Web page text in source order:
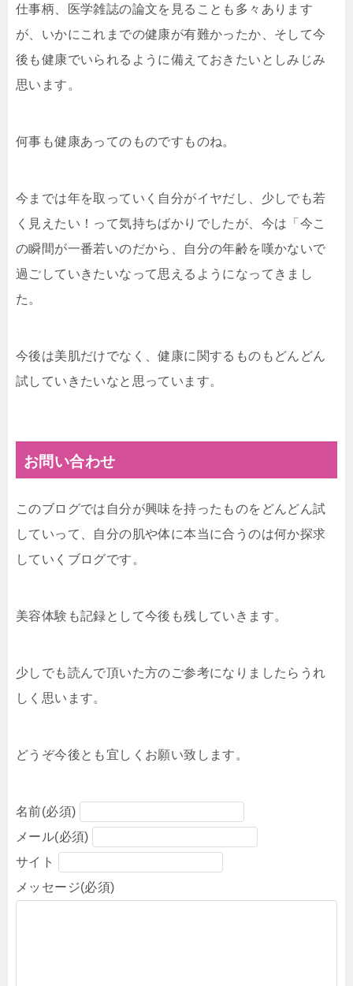
仕事柄、医学雑誌の論文を見ることも多々あります
が、いかにこれまでの健康が有難かったか、そして今
後も健康でいられるように備えておきたいとしみじみ
思います。
何事も健康あってのものですものね。
今までは年を取っていく自分がイヤだし、少しでも若
く見えたい！って気持ちばかりでしたが、今は「今こ
の瞬間が一番若いのだから、自分の年齢を嘆かないで
過ごしていきたいなって思えるようになってきまし
た。
今後は美肌だけでなく、健康に関するものもどんどん
試していきたいなと思っています。
お問い合わせ
このブログでは自分が興味を持ったものをどんどん試
していって、自分の肌や体に本当に合うのは何か探求
していくブログです。
美容体験も記録として今後も残していきます。
少しでも読んで頂いた方のご参考になりましたらうれ
しく思います。
どうぞ今後とも宜しくお願い致します。
名前(必須)
メール(必須)
サイト
メッセージ(必須)